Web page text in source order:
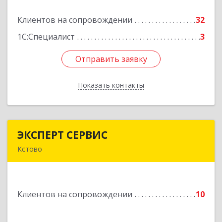
Клиентов на сопровождении
32
1С:Специалист
3
Отправить заявку
Показать контакты
Подробнее
Отправить заявку
Назад
ЭКСПЕРТ СЕРВИС
Кстово
Клиентов на сопровождении 10